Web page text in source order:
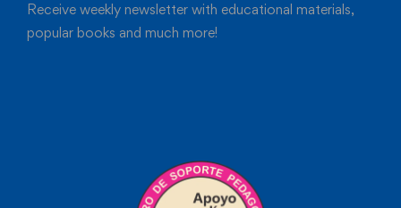
Receive weekly newsletter with educational materials,
popular books and much more!